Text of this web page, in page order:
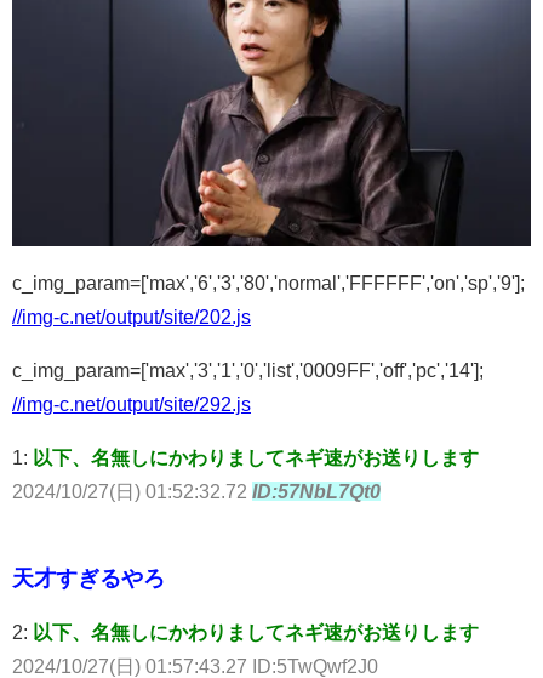
c_img_param=['max','6','3','80','normal','FFFFFF','on','sp','9'];
//img-c.net/output/site/202.js
c_img_param=['max','3','1','0','list','0009FF','off','pc','14'];
//img-c.net/output/site/292.js
1: 以下、名無しにかわりましてネギ速がお送りします
2024/10/27(日) 01:52:32.72 ID:57NbL7Qt0
天才すぎるやろ
2: 以下、名無しにかわりましてネギ速がお送りします
2024/10/27(日) 01:57:43.27 ID:5TwQwf2J0